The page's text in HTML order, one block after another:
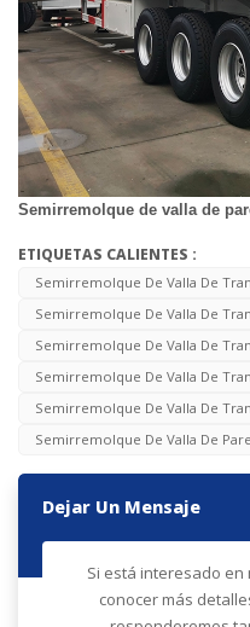
Semirremolque de valla de
ETIQUETAS CALIENTES :
Semirremolque De Valla De
Semirremolque De Valla De
Semirremolque De Valla De
Semirremolque De Valla De
Semirremolque De Valla De
Semirremolque De Valla De
Dejar Un Mensaje
Si está interesado
conocer más